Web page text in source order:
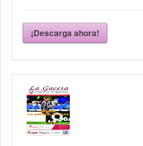
¡Descarga ahora!